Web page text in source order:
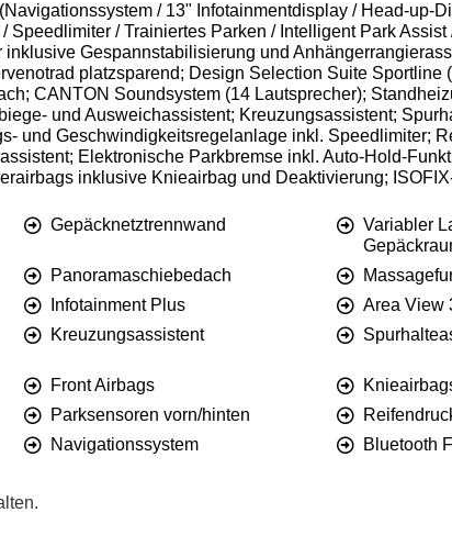
/ 13" Infotainmentdisplay / Head-up-
Speedlimiter / Trainiertes Parken / Intelligent Park
Gespannstabilisierung und
platzsparend; Design Selection Suite
CANTON Soundsystem (14 Lautsprecher);
und Ausweichassistent; Kreuzungsassistent;
und Geschwindigkeitsregelanlage inkl. Speedlimiter;
Elektronische Parkbremse inkl. Auto-Hold-
inklusive Knieairbag und Deaktivierung;
Gepäcknetztrennwand
Variabler
Panoramaschiebedach
Infotainment Plus Area View
Kreuzungsassistent
Front Airbags
Parksensoren vorn/hinten
Navigationssystem Bluetooth